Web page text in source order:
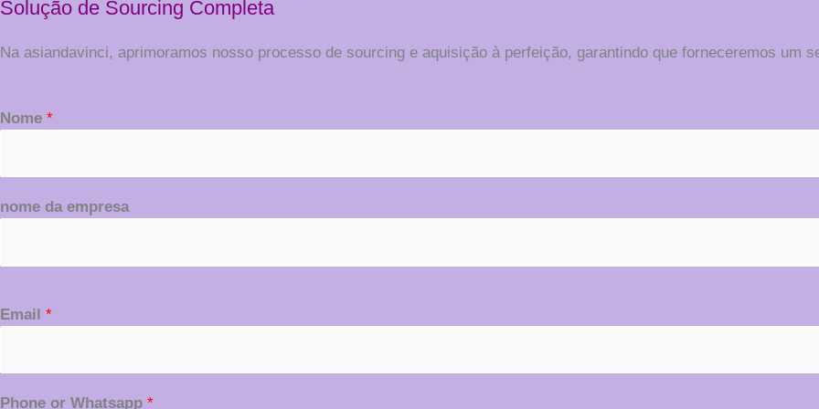
Solução de Sourcing Completa
Na asiandavinci, aprimoramos nosso processo de sourcing e aquisição à perfeição, garantindo que forneceremos um
Nome *
nome da empresa
Email *
Phone or Whatsapp *